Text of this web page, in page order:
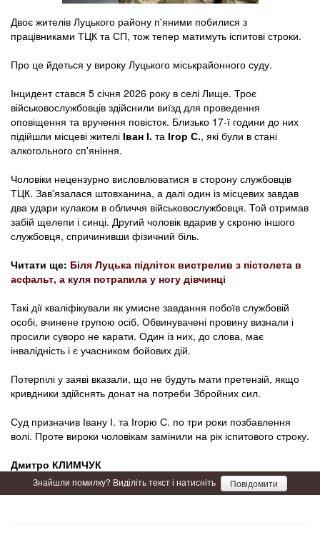
Двоє жителів Луцького району п'яними побилися з
працівниками ТЦК та СП, тож тепер матимуть іспитові строки.
Про це йдеться у вироку Луцького міськрайонного суду.
Інцидент стався 5 січня 2026 року в селі Лище. Троє
військовослужбовців здійснили виїзд для проведення
оповіщення та вручення повісток. Близько 17-ї години до них
підійшли місцеві жителі Іван І. та Ігор С., які були в стані
алкогольного сп'яніння.
Чоловіки нецензурно висловлюватися в сторону службовців
ТЦК. Зав'язалася штовханина, а далі один із місцевих завдав
два удари кулаком в обличчя військовослужбовця. Той отримав
забій щелепи і синці. Другий чоловік вдарив у скроню іншого
службовця, спричинивши фізичний біль.
Читати ще: Біля Луцька підліток вистрелив з пістолета в
асфальт, а куля потрапила у ногу дівчинці
Такі дії кваліфікували як умисне завдання побоїв службовій
особі, вчинене групою осіб. Обвинувачені провину визнали і
просили суворо не карати. Один із них, до слова, має
інвалідність і є учасником бойових дій.
Потерпілі у заяві вказали, що не будуть мати претензій, якщо
кривдники здійснять донат на потреби Збройних сил.
Суд призначив Івану І. та Ігорю С. по три роки позбавлення
волі. Проте вироки чоловікам замінили на рік іспитового строку.
Дмитро КЛИМЧУК
Знайшли помилку? Виділіть текст і натисніть Повідомити